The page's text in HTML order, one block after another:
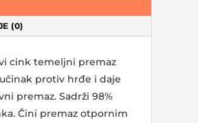
(0)
cink temeljni premaz
protiv hrđe i daje
premaz. Sadrži 98%
Čini premaz otpornim